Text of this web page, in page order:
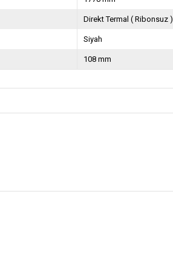
Direkt Termal ( Ribonsuz )
Siyah
108 mm